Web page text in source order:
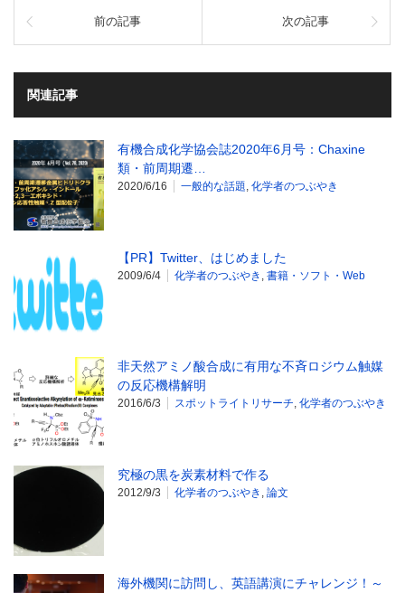
前の記事 次の記事
関連記事
有機合成化学協会誌2020年6月号：Chaxine
類・前周期遷…
2020/6/16 一般的な話題 化学者のつぶやき
【PR】Twitter、はじめました
2009/6/4 化学者のつぶやき 書籍・ソフト・Web
非天然アミノ酸合成に有用な不斉ロジウム触媒
の反応機構解明
2016/6/3 スポットライトリサーチ 化学者のつぶやき
究極の黒を炭素材料で作る
2012/9/3 化学者のつぶやき 論文
海外機関に訪問し、英語講演にチャレンジ！～